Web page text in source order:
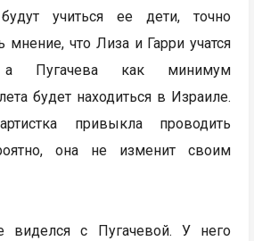
учиться ее дети, точно
мнение, что Лиза и Гарри учатся
а Пугачева как минимум
будет находиться в Израиле.
привыкла проводить
она не изменит своим
виделся с Пугачевой. У него